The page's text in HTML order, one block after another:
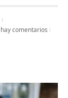
comentarios